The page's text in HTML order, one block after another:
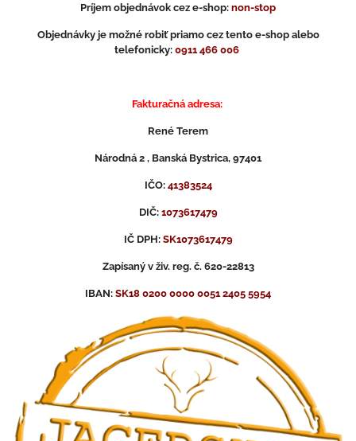
Príjem objednávok cez e-shop: non-stop
Objednávky je možné robiť priamo cez tento e-shop alebo
telefonicky: 0911 466 006
Fakturačná adresa:
René Terem
Národná 2 , Banská Bystrica, 97401
IČO: 41383524
DIČ: 1073617479
IČ DPH: SK1073617479
Zapísaný v živ. reg. č. 620-22813
IBAN: SK18 0200 0000 0051 2405 5954